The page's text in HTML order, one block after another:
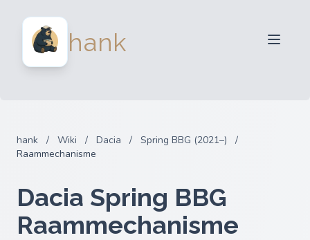
hank
Inloggen
hank / Wiki / Dacia / Spring BBG (2021–)
/
Raammechanisme
Dacia Spring BBG
Raammechanisme